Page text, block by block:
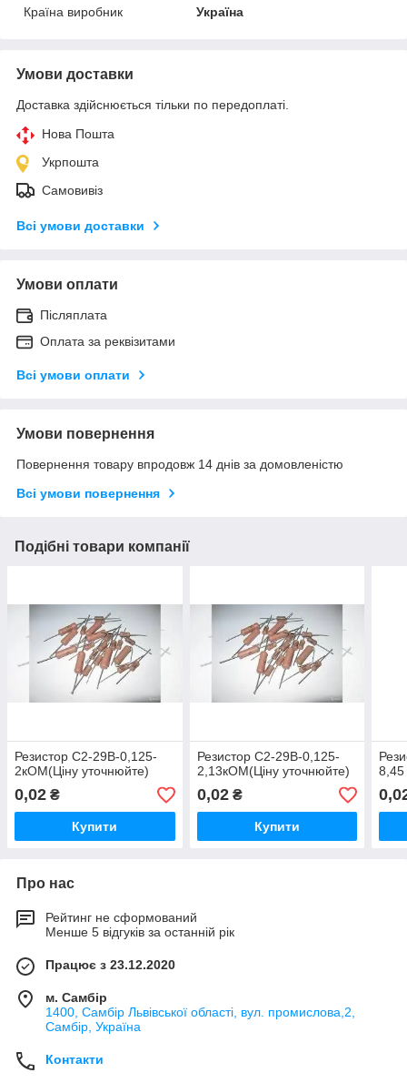
Країна виробник
Україна
Умови доставки
Доставка здійснюється тільки по передоплаті.
Нова Пошта
Укрпошта
Самовивіз
Всі умови доставки
Умови оплати
Післяплата
Оплата за реквізитами
Всі умови оплати
Умови повернення
Повернення товару впродовж 14 днів за домовленістю
Всі умови повернення
Подібні товари компанії
Резистор С2-29В-0,125-
2кОМ(Ціну уточнюйте)
0,02 ₴
Купити
Резистор С2-29В-0,125-
2,13кОМ(Ціну уточнюйте)
0,02₴
Купити
8,45
Про нас
Рейтинг не сформований
Менше 5 відгуків за останній рік
Працює з 23.12.2020
м. Самбір
1400, Самбір Львівської області, вул. промислова,2,
Самбір, Україна
Контакти